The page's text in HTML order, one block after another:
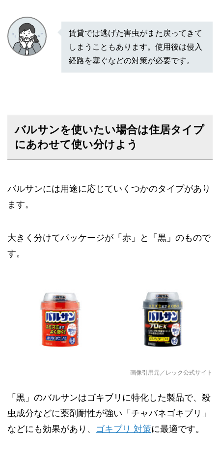
賃貸では逃げた害虫がまた戻ってきて
しまうこともあります。使用後は侵入
経路を塞ぐなどの対策が必要です。
バルサンを使いたい場合は住居タイプ
にあわせて使い分けよう
バルサンには用途に応じていくつかのタイプがあり
ます。
大きく分けてパッケージが「赤」と「黒」のもので
す。
画像引用元／レック公式サイト
「黒」のバルサンはゴキブリに特化した製品で、殺
虫成分などに薬剤耐性が強い「チャバネゴキブリ」
などにも効果があり、 ゴキブリ 対策に最適です。